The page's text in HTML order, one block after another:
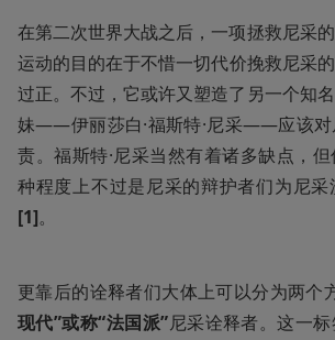
在第二次世界大战之后，一项拯救尼采
运动的目的在于不惜一切代价挽救尼采
过正。不过，它或许又塑造了另一个知
妹——伊丽莎白·福斯特·尼采——应该对
责。福斯特·尼采当然有着诸多缺点，
种程度上不过是尼采的辩护者们为尼
[1]。
更靠后的诠释者们大体上可以分为两个
现代”或称“法国派”尼采诠释者。这一